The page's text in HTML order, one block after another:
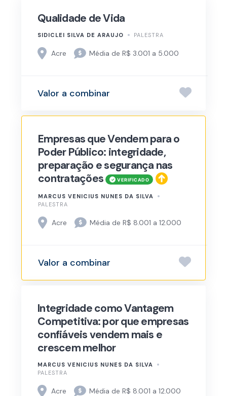
Qualidade de Vida
SIDICLEI SILVA DE ARAUJO PALESTRA
Acre Média de R$ 3.001 a 5.000
Valor a combinar
Empresas que Vendem para o
Poder Público: integridade,
preparação e segurança nas
contratações
MARCUS VENICIUS NUNES DA SILVA
PALESTRA
Acre Média de R$ 8.001 a 12.000
Valor a combinar
Integridade como Vantagem
Competitiva: por que empresas
confiáveis vendem mais e
crescem melhor
MARCUS VENICIUS NUNES DA SILVA
PALESTRA
Acre Média de R$ 8.001 a 12.000